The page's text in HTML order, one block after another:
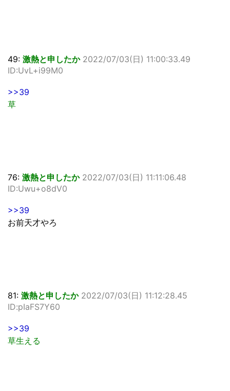
49: 激熱と申したか 2022/07/03(日) 11:00:33.49
ID:UvL+i99M0
>>39
草
76: 激熱と申したか 2022/07/03(日) 11:11:06.48
ID:Uwu+o8dV0
>>39
お前天才やろ
81: 激熱と申したか 2022/07/03(日) 11:12:28.45
ID:pIaFS7Y60
>>39
草生える